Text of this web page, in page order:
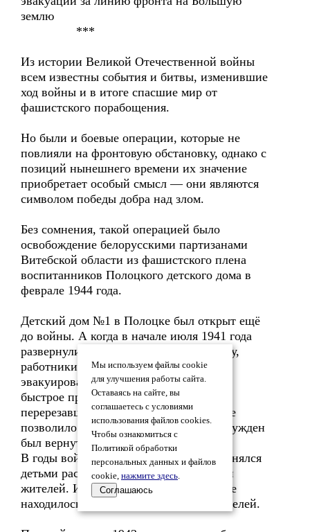
землю
***
Из истории Великой Отечественной войны
всем известны события и битвы, изменившие
ход войны и в итоге спасшие мир от
фашистского порабощения.
Но были и боевые операции, которые не
повлияли на фронтовую обстановку, однако с
позиций нынешнего времени их значение
приобретает особый смысл — они являются
символом победы добра над злом.
Без сомнения, такой операцией было
освобождение белорусскими партизанами
Витебской области из фашистского плена
воспитанников Полоцкого детского дома в
феврале 1944 года.
Детский дом №1 в Полоцке был открыт ещё
до войны. А когда в начале июля 1941 года
развернулись бои на подступах к городу,
работники детского дома попытались
эвакуировать детей на Восток. Однако
быстрое продвижение немецких войск,
перерезавших пути в советский тыл, не
позволило этого сделать, и детдом вынужден
был вернуться назад в город.
В годы войны детдом постоянно пополнялся
детьми расстрелянных подпольщиков и
жителей. И к концу 1943 года в детдоме
находилось около 200 детей и воспитателей.
Мы используем файлы cookie
для улучшения работы сайта.
Оставаясь на сайте, вы
соглашаетесь с условиями
использования файлов cookies.
Чтобы ознакомиться с
Политикой обработки
персональных данных и файлов
cookie, нажмите здесь.
Соглашаюсь